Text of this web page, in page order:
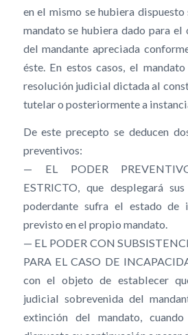
en el mismo se hubiera
mandato se hubiera dado para el
del mandante apreciada
éste. En estos casos, el
resolución judicial dictada al
tutelar o posteriormente a
De este precepto se deducen
preventivos:
— EL PODER
ESTRICTO, que desplegará
poderdante sufra el estado de
previsto en el propio mandato.
— EL PODER CON
PARA EL CASO DE
con el objeto de establecer
judicial sobrevenida del
extinción del mandato,